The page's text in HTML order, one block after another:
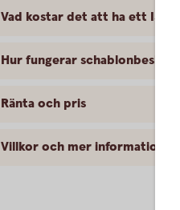
Vad kostar det att ha ett ISK?
Hur fungerar
Ränta och pris
Villkor och mer information